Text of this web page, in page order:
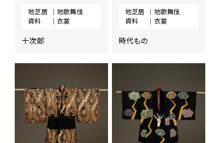
ペ
ー
の
文
へ
移
動
地芝居
｜地歌舞伎
資料
｜衣裳
十次郎
地芝居
｜地歌舞伎
資料
｜衣裳
時代もの